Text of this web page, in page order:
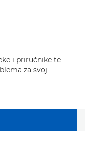
i priručnike te
za svoj
+